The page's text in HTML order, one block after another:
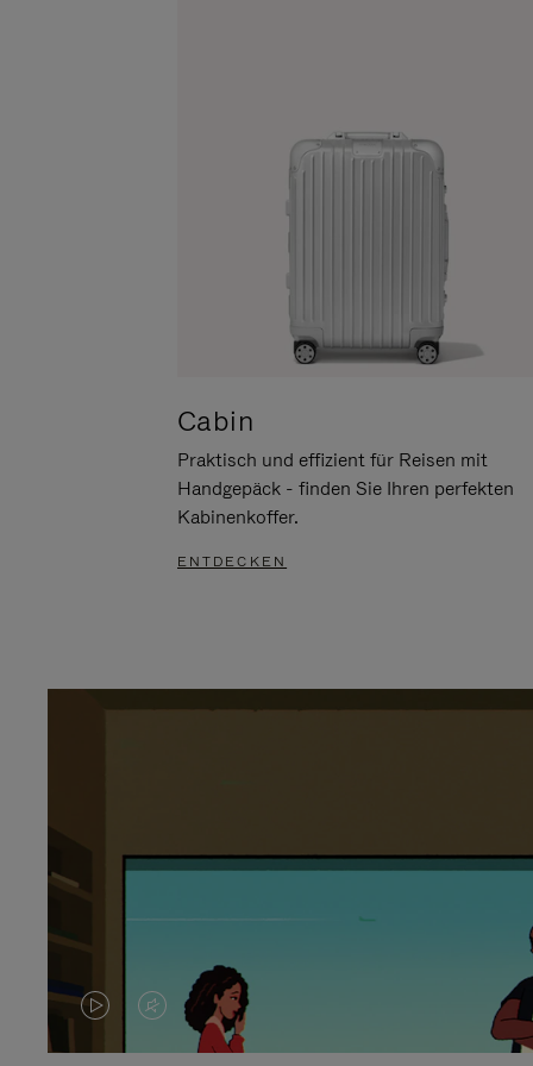
Cabin
Praktisch und effizient für Reisen mit
Handgepäck - finden Sie Ihren perfekten
Kabinenkoffer.
ENTDECKEN
DASVIDEO